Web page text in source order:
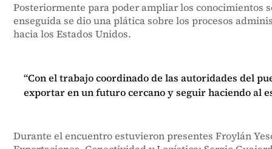
Posteriormente para poder ampliar los conocimientos
enseguida se dio una plática sobre los procesos
hacia los Estados Unidos.
“Con el trabajo coordinado de las autoridades del
exportar en un futuro cercano y seguir haciendo al
Durante el encuentro estuvieron presentes Froylán